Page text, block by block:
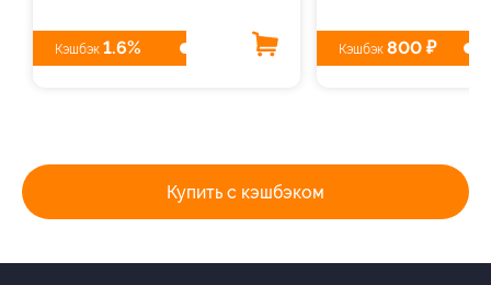
Кэшбэк 1.6% Кэшбэк 800 ₽
Купить с кэшбэком